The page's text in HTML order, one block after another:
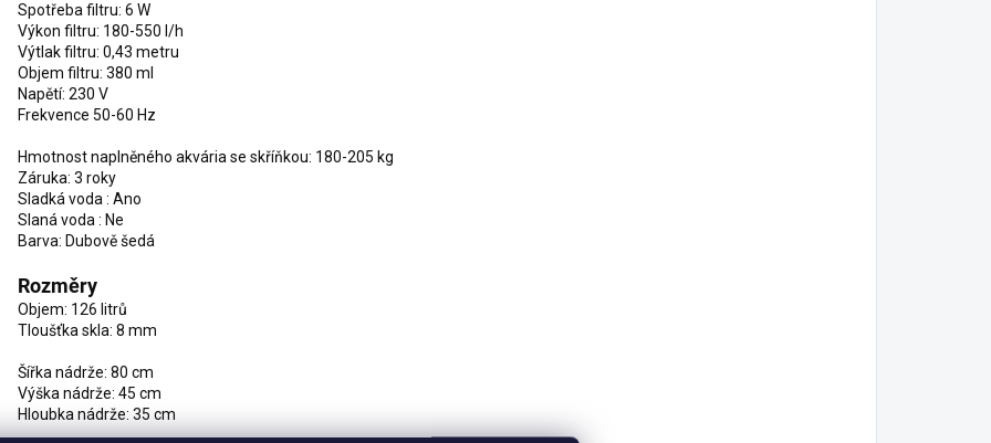
Spotřeba filtru: 6 W
Výkon filtru: 180-550 l/h
Výtlak filtru: 0,43 metru
Objem filtru: 380 ml
Napětí: 230 V
Frekvence 50-60 Hz
Hmotnost naplněného akvária se skříňkou: 180-205 kg
Záruka: 3 roky
Sladká voda : Ano
Slaná voda : Ne
Barva: Dubově šedá
Rozměry
Objem: 126 litrů
Tloušťka skla: 8 mm
Šířka nádrže: 80 cm
Výška nádrže: 45 cm
Hloubka nádrže: 35 cm